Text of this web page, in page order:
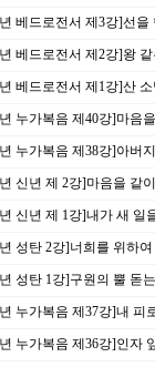
베드로전서 제3강]선
베드로전서 제2강]왕
베드로전서 제1강]산
누가복음 제40강]마음
누가복음 제38강]아버
신년 제 2강]마음을 같
신년 제 1강]내가 새 일
성탄 2강]너희를 위하
성탄 1강]구원의 뿔 돋
누가복음 제37강]내 피
누가복음 제36강]인자